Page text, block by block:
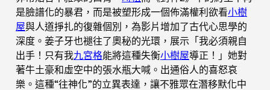
是臉譜化的暴君，而是被塑形成一個佈滿權利欲看小樹
屋與人道掙扎的復雜個別，為影片增加了古代心思學的
深度。姜子牙也褪往了奧秘的光環，展示「我必須親自
出手！只有我九宮格能將這種失衡小樹屋導正！」她對
著牛土豪和虛空中的張水瓶大喊。出通俗人的喜怒哀
樂。這種“往神化”的立異表達，讓不雅眾在潛移默化中